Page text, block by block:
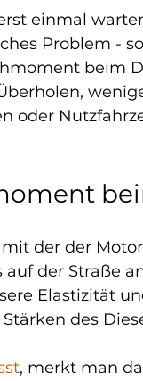
einmal
Problem -
beim
oder
der der
auf der Straße
Elastizität
des
, merkt man